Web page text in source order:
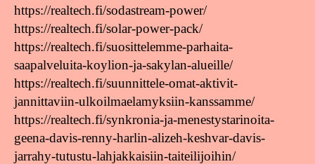
https://realtech.fi/sodastream-power/
https://realtech.fi/solar-power-pack/
https://realtech.fi/suosittelemme-parhaita-
saapalveluita-koylion-ja-sakylan-alueille/
https://realtech.fi/suunnittele-omat-aktivit-
jannittaviin-ulkoilmaelamyksiin-kanssamme/
https://realtech.fi/synkronia-ja-menestystarinoita-
geena-davis-renny-harlin-alizeh-keshvar-davis-
jarrahy-tutustu-lahjakkaisiin-taiteilijoihin/